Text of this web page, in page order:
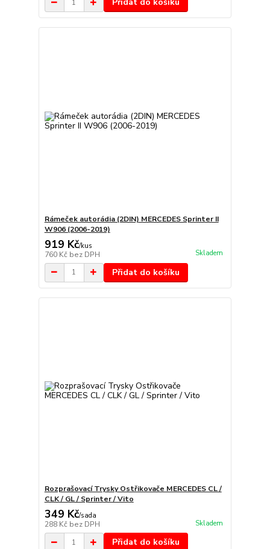
Přidat do košíku
Rámeček autorádia (2DIN) MERCEDES Sprinter II
W906 (2006-2019)
919 Kč/kus
760 Kč bez DPH Skladem
Přidat do košíku
Rozprašovací Trysky Ostřikovače MERCEDES CL /
CLK / GL / Sprinter / Vito
349 Kč/sada
288 Kč bez DPH Skladem
Přidat do košíku